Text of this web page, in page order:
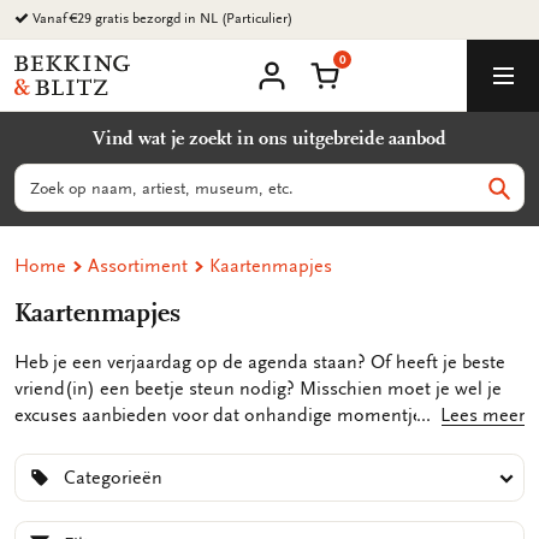
Ga
naar
content
Vanaf €29 gratis bezorgd in NL (Particulier)
Bekking
&
B.V.
account
Winkelmand
0
Vind wat je zoekt in ons uitgebreide aanbod
Zoeken
Home Assortiment Kaartenmapjes
Kaartenmapjes
Heb je een verjaardag op de agenda staan? Of heeft je beste
vriend(in) een beetje steun nodig? Misschien moet je wel je
excuses aanbieden voor dat onhandige momentje van laatst.
Wenskaarten zijn altijd een schot in de roos! Ze zijn
persoonlijk, leuk én ze blijven voor altijd als een blijvende
herinnering. Dus als je iemand wilt feliciteren, sterkte wilt
Lees meer
Categorieën